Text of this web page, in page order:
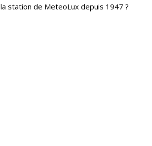
station de MeteoLux depuis 1947 ?